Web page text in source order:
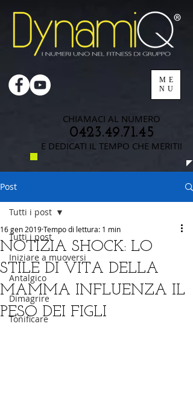
CHIAMACI AL NUMERO
0423.49.71.45
E DEDICATI IL TEMPO CHE MERITI!
ME
NU
Post
Tutti i post
Iniziare a muoversi
Antalgico
Dimagrire
Tonificare
Tutti i post
NOTIZIA SHOCK: LO
STILE DI VITA DELLA
MAMMA INFLUENZA IL
PESO DEI FIGLI
16 gen 2019Tempo di lettura: 1 min